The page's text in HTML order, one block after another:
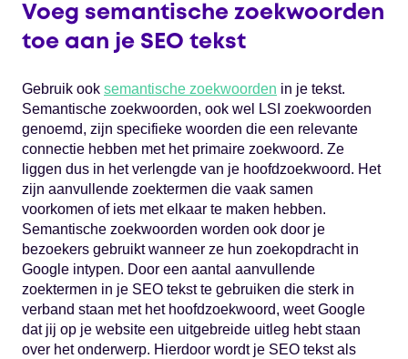
Voeg semantische zoekwoorden
toe aan je SEO tekst
Gebruik ook semantische zoekwoorden in je tekst.
Semantische zoekwoorden, ook wel LSI zoekwoorden
genoemd, zijn specifieke woorden die een relevante
connectie hebben met het primaire zoekwoord. Ze
liggen dus in het verlengde van je hoofdzoekwoord. Het
zijn aanvullende zoektermen die vaak samen
voorkomen of iets met elkaar te maken hebben.
Semantische zoekwoorden worden ook door je
bezoekers gebruikt wanneer ze hun zoekopdracht in
Google intypen. Door een aantal aanvullende
zoektermen in je SEO tekst te gebruiken die sterk in
verband staan met het hoofdzoekwoord, weet Google
dat jij op je website een uitgebreide uitleg hebt staan
over het onderwerp. Hierdoor wordt je SEO tekst als